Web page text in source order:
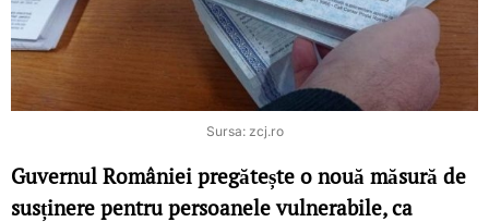
Sursa: zcj.ro
Guvernul României pregătește o nouă măsură de
susținere pentru persoanele vulnerabile, ca